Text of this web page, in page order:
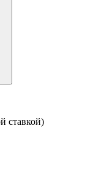
ставкой)